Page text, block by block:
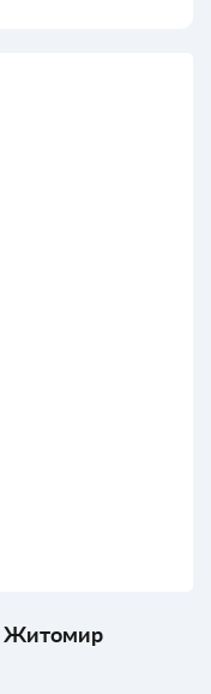
Житомир